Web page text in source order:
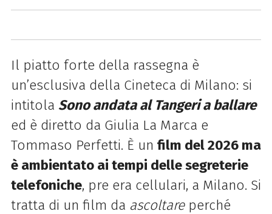
Il piatto forte della rassegna è
un’esclusiva della Cineteca di Milano: si
intitola Sono andata al Tangeri a ballare
ed è diretto da Giulia La Marca e
Tommaso Perfetti. È un film del 2026 ma
è ambientato ai tempi delle segreterie
telefoniche, pre era cellulari, a Milano. Si
tratta di un film da ascoltareperché